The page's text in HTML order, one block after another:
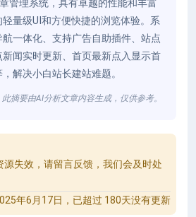
管理系统，具有卓越的性能和丰富
量级UI和方便快捷的浏览体验。系
一体化、支持广告自助插件、站点
闻实时更新、首页最新点入显示首
解决小白站长建站难题。
摘要由AI分析文章内容生成，仅供参考。
失效，请留言反馈，我们会及时处
年6月17日，已超过 180天没有更新